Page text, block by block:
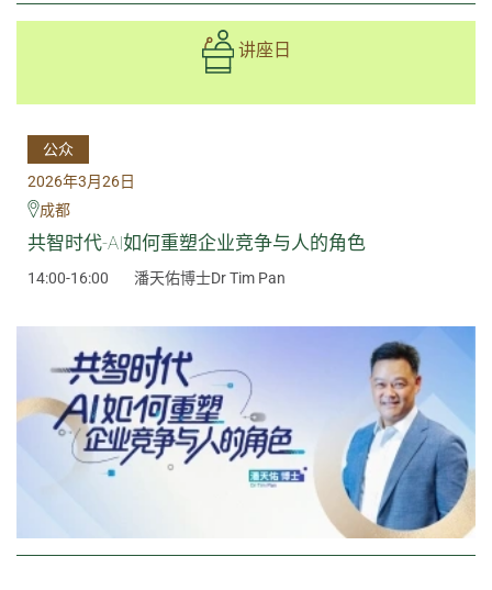
讲座日
公众
2026年3月26日
成都
共智时代-AI如何重塑企业竞争与人的角色
14:00-16:00 潘天佑博士Dr Tim Pan